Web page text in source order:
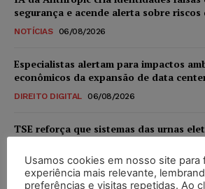
segurança e acende alerta sobre
NOTÍCIAS 06/08/2026
Especialistas alertam para impactos
econômicos da expansão de data
DIREITO DIGITAL 06/08/2026
TSE reforça que sistemas das urnas
NOTÍCIAS 06/08/2026
Usamos cookies em nosso site para
experiência mais relevante,
preferências e visitas repetidas. Ao